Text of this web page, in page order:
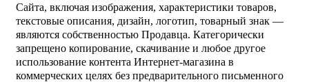
Сайта, включая изображения, характеристики товаров,
текстовые описания, дизайн, логотип, товарный знак —
являются собственностью Продавца. Категорически
запрещено копирование, скачивание и любое другое
использование контента Интернет-магазина в
коммерческих целях без предварительного письменного